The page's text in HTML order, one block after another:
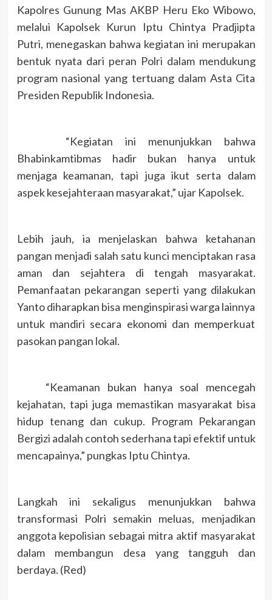
Kapolres Gunung Mas AKBP Heru Eko Wibowo,
melalui Kapolsek Kurun Iptu Chintya Pradjipta
Putri, menegaskan bahwa kegiatan ini merupakan
bentuk nyata dari peran Polri dalam mendukung
program nasional yang tertuang dalam Asta Cita
Presiden Republik Indonesia.
“Kegiatan ini menunjukkan bahwa
Bhabinkamtibmas hadir bukan hanya untuk
menjaga keamanan, tapi juga ikut serta dalam
aspek kesejahteraan masyarakat,” ujar Kapolsek.
Lebih jauh, ia menjelaskan bahwa ketahanan
pangan menjadi salah satu kunci menciptakan rasa
aman dan sejahtera di tengah masyarakat.
Pemanfaatan pekarangan seperti yang dilakukan
Yanto diharapkan bisa menginspirasi warga lainnya
untuk mandiri secara ekonomi dan memperkuat
pasokan pangan lokal.
“Keamanan bukan hanya soal mencegah
kejahatan, tapi juga memastikan masyarakat bisa
hidup tenang dan cukup. Program Pekarangan
Bergizi adalah contoh sederhana tapi efektif untuk
mencapainya,” pungkas Iptu Chintya.
Langkah ini sekaligus menunjukkan bahwa
transformasi Polri semakin meluas, menjadikan
anggota kepolisian sebagai mitra aktif masyarakat
dalam membangun desa yang tangguh dan
berdaya. (Red)